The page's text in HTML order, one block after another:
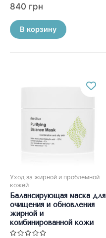
Оценка
0
5
840 грн
В корзину
Уход за жирной и проблемной
кожей
Балансирующая маска для
очищения и обновления
жирной и
комбинированной кожи